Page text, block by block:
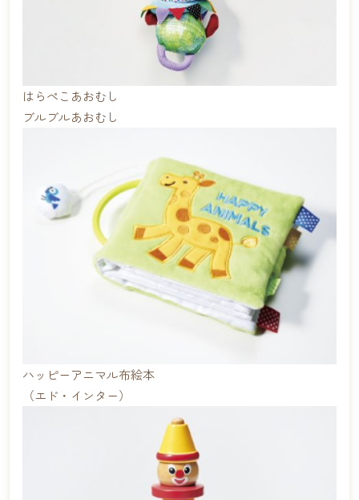
はらぺこあおむし
ブルブルあおむし
ハッピーアニマル布絵本
（エド・インター）